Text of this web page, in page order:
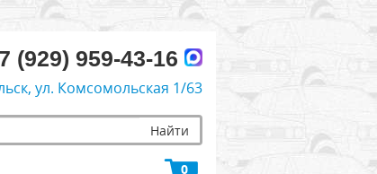
(929) 959-43-16
ул. Комсомольская 1/63
Найти
0